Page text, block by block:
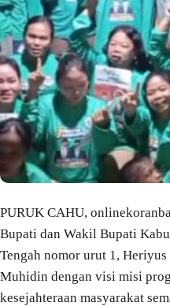
PURUK CAHU,
Bupati dan Wakil Bupati
Tengah nomor urut 1, Heriyus
Muhidin dengan visi misi
kesejahteraan masyarakat